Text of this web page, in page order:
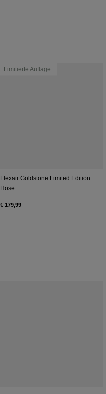
Limitierte Auflage
Flexair Goldstone Limited Edition
Hose
€ 179,99